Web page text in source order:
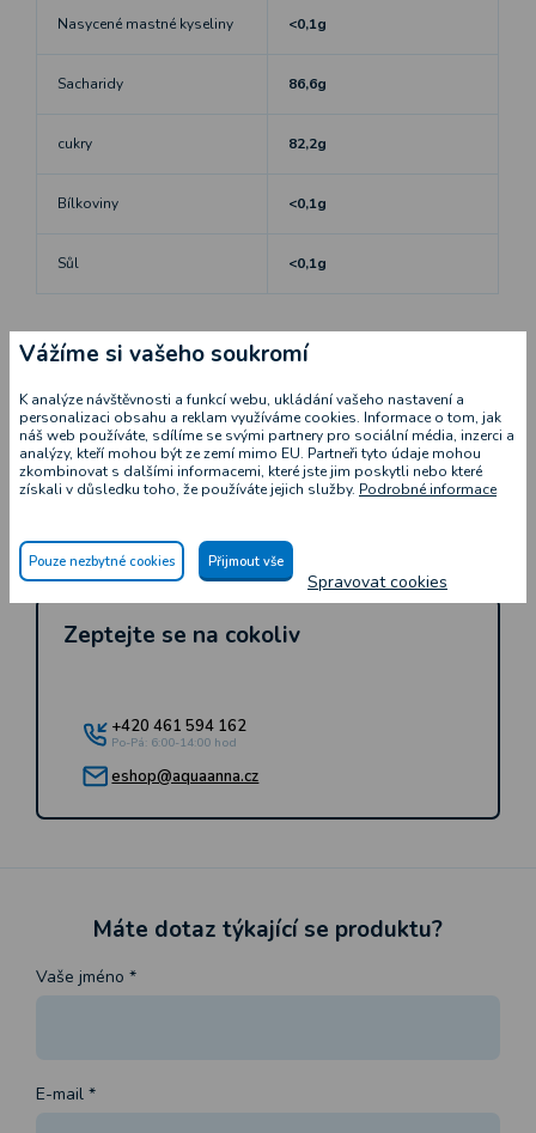
Nasycené mastné kyseliny <0,1g
Sacharidy 86,6g
cukry 82,2g
Bílkoviny <0,1g
Sůl <0,1g
Doporučená příprava: koncentrát řeďte studenou pitnou vodou v
poměru 1:14.
Datum výroby, minimální trvanlivosti a číslo šarže je uvedeno na
uzávěru.
Sladovací podmínky: Skladujte při teplotě od +5°C di +25°C mimo
dnů.
Zeptejte se na cokoliv
+420 461 594 162
Po-Pá: 6:00-14:00 hod
eshop@aquaanna.cz
Máte dotaz týkající se produktu?
Vaše jméno *
E-mail *
Vážíme si vašeho soukromí
K analýze návštěvnosti a funkcí webu, ukládání vašeho nastavení a
personalizaci obsahu a reklam využíváme cookies. Informace o tom, jak
náš web používáte, sdílíme se svými partnery pro sociální média, inzerci a
analýzy, kteří mohou být ze zemí mimo EU. Partneři tyto údaje mohou
zkombinovat s dalšími informacemi, které jste jim poskytli nebo které
získali v důsledku toho, že používáte jejich služby. Podrobné informace
Pouze nezbytné cookies Přijmout vše
Spravovat cookies